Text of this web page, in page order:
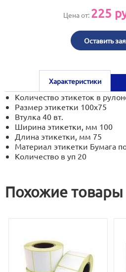
Цена от: 225
Оставить
Характеристики
Количество этикеток в
Размер этикетки 100x75
Втулка 40 вт.
Ширина этикетки, мм 100
Длина этикетки, мм 75
Материал этикетки Бумага
Количество в уп 20
Похожие товары